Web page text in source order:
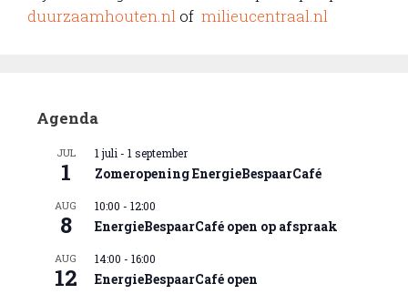
duurzaamhouten.nl of milieucentraal.nl
Agenda
JUL
1
1 juli - 1 september
Zomeropening EnergieBespaarCafé
AUG
8
10:00 - 12:00
EnergieBespaarCafé open op afspraak
AUG
12
14:00 - 16:00
EnergieBespaarCafé open